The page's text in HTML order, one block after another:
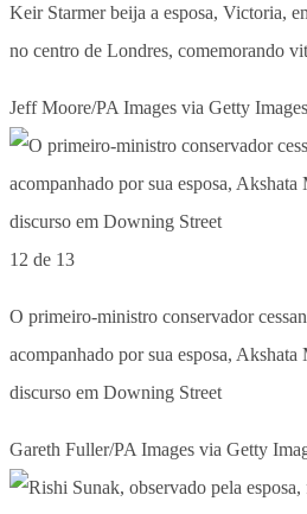
Keir Starmer beija a esposa, Victoria,
no centro de Londres, comemorando
Jeff Moore/PA Images via Getty Images
12 de 13
O primeiro-ministro conservador
acompanhado por sua esposa,
discurso em Downing Street
Gareth Fuller/PA Images via Getty